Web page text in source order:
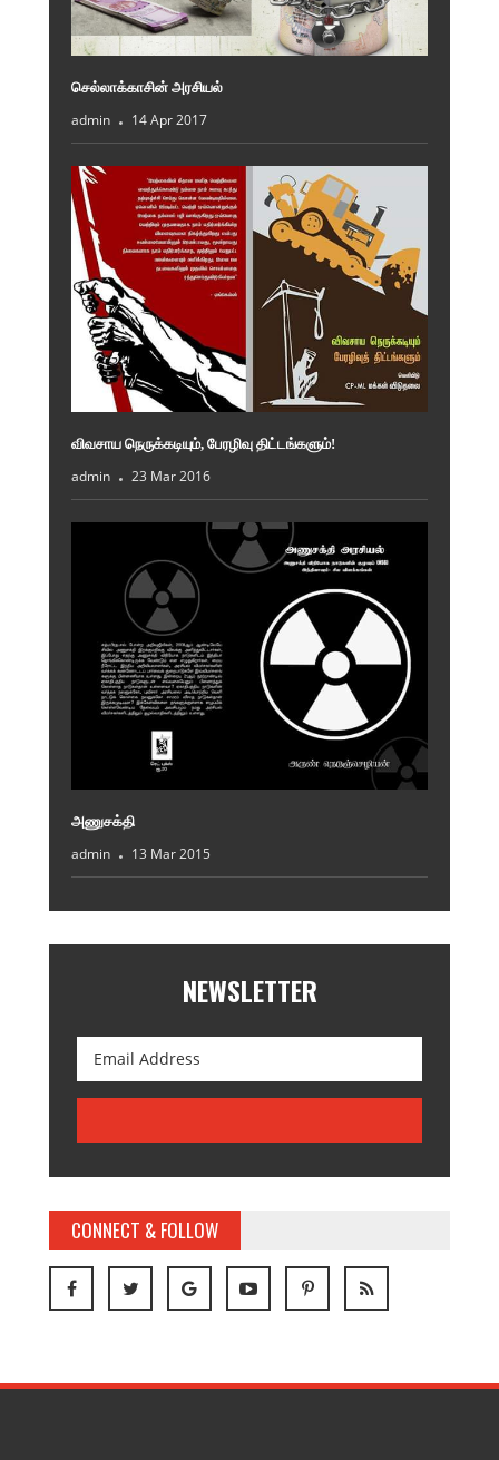
செல்லாக்காசின் அரசியல்
admin 14 Apr 2017
விவசாய நெருக்கடியும், பேரழிவு திட்டங்களும்!
admin 23 Mar 2016
அணுசக்தி
admin 13 Mar 2015
NEWSLETTER
CONNECT & FOLLOW